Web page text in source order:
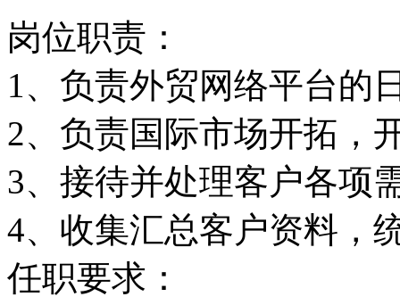
岗位职责：
1、负责外贸网络平台的
2、负责国际市场开拓，
3、接待并处理客户各项
4、收集汇总客户资料，
任职要求：